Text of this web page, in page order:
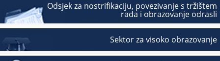
Odsjek za nostrifikaciju, povezivanje s tržištem
rada i obrazovanje odrasli
Sektor za visoko obrazovanje